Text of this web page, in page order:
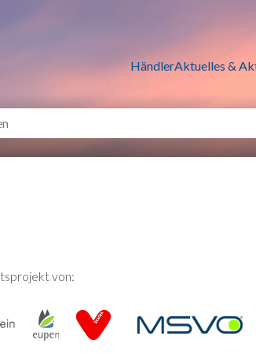
HändlerAktuelles &
von: